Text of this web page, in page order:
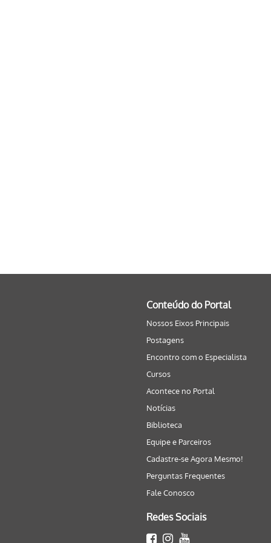
Conteúdo do Portal
Nossos Eixos Principais
Postagens
Encontro com o Especialista
Cursos
Acontece no Portal
Notícias
Biblioteca
Equipe e Parceiros
Cadastre-se Agora Mesmo!
Perguntas Frequentes
Fale Conosco
Redes Sociais